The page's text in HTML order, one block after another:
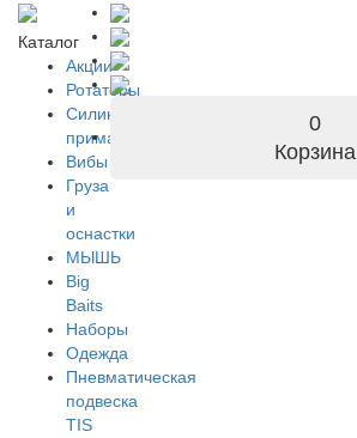
Каталог
Акции
Ротаторы
Силиконовые
приманки
Вибы
Груза
и
оснастки
МЫШЬ
Big
Baits
Наборы
Одежда
Пневматическая
подвеска
TIS
0
Корзина